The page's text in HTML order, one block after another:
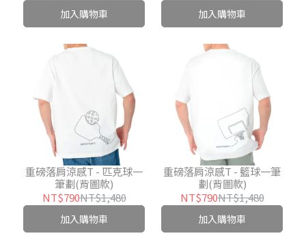
加入購物車 加入購物車
重磅落肩涼感T - 匹克球一
筆劃(背圖款)
NT$790NT$1,480
加入購物車
重磅落肩涼感T - 籃球一筆
劃(背圖款)
NT$790NT$1,480
加入購物車